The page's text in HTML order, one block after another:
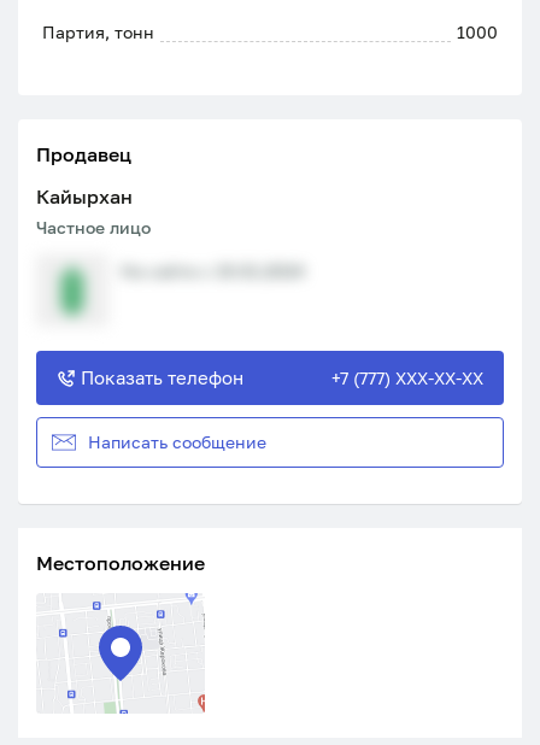
Партия, тонн 1000
Продавец
Кайырхан
Частное лицо
Показать телефон +7 (777) XXX-XX-XX
Написать сообщение
Местоположение